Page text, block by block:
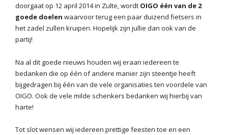
doorgaat op 12 april 2014 in Zulte, wordt OIGO één van de 2
goede doelen waarvoor terug een paar duizend fietsers in
het zadel zullen kruipen. Hopelijk zijn jullie dan ook van de
partij!
Na al dit goede nieuws houden wij eraan iedereen te
bedanken die op één of andere manier zijn steentje heeft
bijgedragen bij één van de vele organisaties ten voordele van
OIGO. Ook de vele milde schenkers bedanken wij hierbij van
harte!
Tot slot wensen wij iedereen prettige feesten toe en een